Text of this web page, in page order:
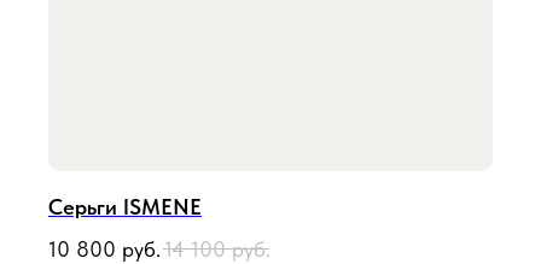
Серьги ISMENE
10 800 руб.14 100 руб.